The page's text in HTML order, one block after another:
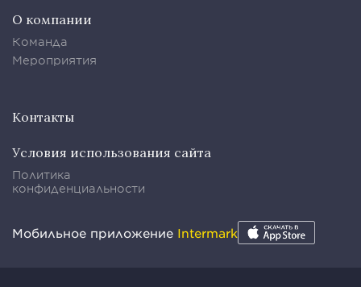
О компании
Команда
Мероприятия
Контакты
Условия использования сайта
Политика
конфиденциальности
Мобильное приложение Intermark